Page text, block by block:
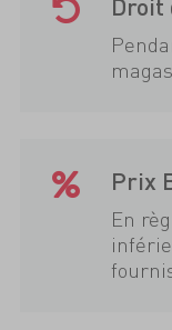
Droit
Prix
En